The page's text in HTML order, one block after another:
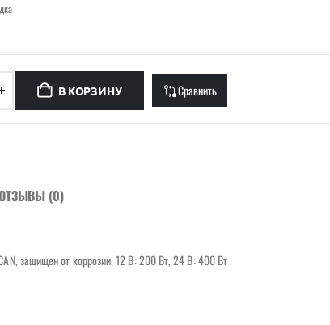
В КОРЗИНУ Сравнить
(0)
защищен от коррозии. 12 В: 200 Вт, 24 В: 400 Вт